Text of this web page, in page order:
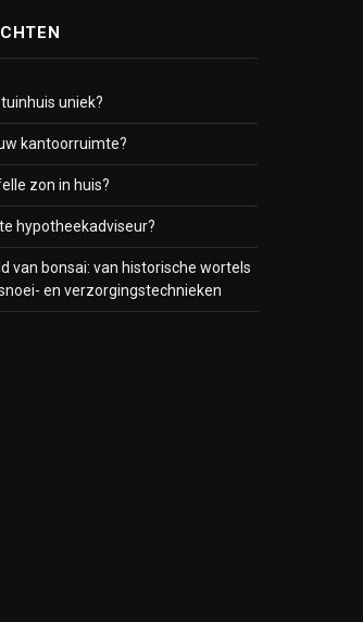
uniek?
kantoorruimte?
zon in huis?
hypotheekadviseur?
van bonsai: van historische wortels
en verzorgingstechnieken